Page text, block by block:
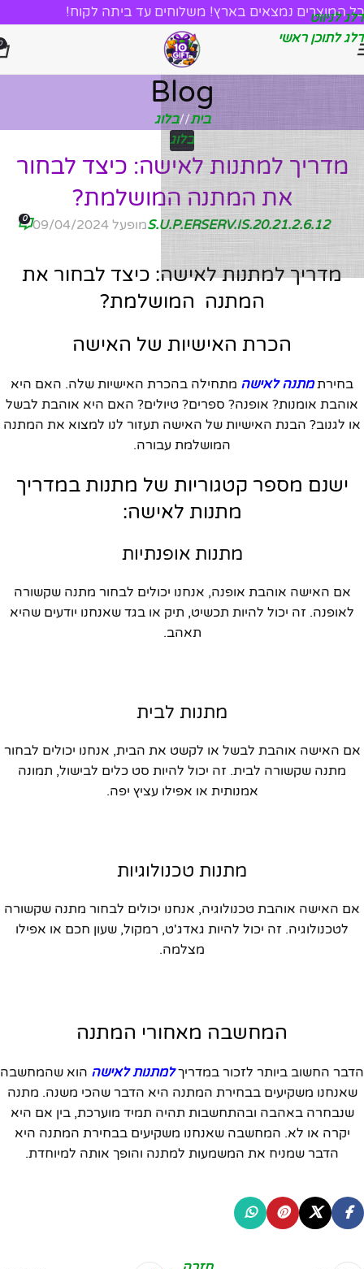
דלג לניווט
דלג לתוכן ראשי
כל המוצרים נמצאים בארץ! משלוחים עד ביתה לקוח!
Blog
בית/ בלוג
בלוג
מדריך למתנות לאישה: כיצד לבחור
את המתנה המושלמת?
2.6.12.S.U.P.ERSERV.IS.20.21 מופעל 09/04/2024 0
מדריך למתנות לאישה: כיצד לבחור את
המתנה המושלמת?
הכרת האישיות של האישה
בחירתמתנה לאישה מתחילה בהכרת האישיות שלה. האם היא
אוהבת אומנות? אופנה? ספרים? טיולים? האם היא אוהבת לבשל
או לגנוב? הבנת האישיות של האישה תעזור לנו למצוא את המתנה
המושלמת עבורה.
ישנם מספר קטגוריות של מתנות במדריך
מתנות לאישה:
מתנות אופנתיות
אם האישה אוהבת אופנה, אנחנו יכולים לבחור מתנה שקשורה
לאופנה. זה יכול להיות תכשיט, תיק או בגד שאנחנו יודעים שהיא
תאהב.
מתנות לבית
אם האישה אוהבת לבשל או לקשט את הבית, אנחנו יכולים לבחור
מתנה שקשורה לבית. זה יכול להיות סט כלים לבישול, תמונה
אמנותית או אפילו עציץ יפה.
מתנות טכנולוגיות
אם האישה אוהבת טכנולוגיה, אנחנו יכולים לבחור מתנה שקשורה
לטכנולוגיה. זה יכול להיות גאדג'ט, רמקול, שעון חכם או אפילו
מצלמה.
המחשבה מאחורי המתנה
הדבר החשוב ביותר לזכור במדריךלמתנות לאישה הוא שהמחשבה
שאנחנו משקיעים בבחירת המתנה היא הדבר שהכי משנה. מתנה
שנבחרה באהבה ובהתחשבות תהיה תמיד מוערכת, בין אם היא
יקרה או לא. המחשבה שאנחנו משקיעים בבחירת המתנה היא
הדבר שמניח את המשמעות למתנה והופך אותה למיוחדת.